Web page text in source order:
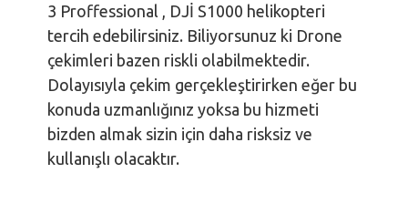
3 Proffessional , DJİ S1000 helikopteri
tercih edebilirsiniz. Biliyorsunuz ki Drone
çekimleri bazen riskli olabilmektedir.
Dolayısıyla çekim gerçekleştirirken eğer bu
konuda uzmanlığınız yoksa bu hizmeti
bizden almak sizin için daha risksiz ve
kullanışlı olacaktır.